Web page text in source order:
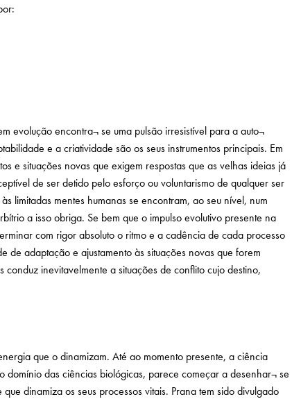
evolução encontra¬ se uma pulsão irresistível para a auto¬
e a criatividade são os seus instrumentos principais. Em
e situações novas que exigem respostas que as velhas ideias já
de ser detido pelo esforço ou voluntarismo de qualquer ser
limitadas mentes humanas se encontram, ao seu nível, num
a isso obriga. Se bem que o impulso evolutivo presente na
com rigor absoluto o ritmo e a cadência de cada processo
adaptação e ajustamento às situações novas que forem
inevitavelmente a situações de conflito cujo destino,
que o dinamizam. Até ao momento presente, a ciência
das ciências biológicas, parece começar a desenhar¬ se
dinamiza os seus processos vitais. Prana tem sido divulgado